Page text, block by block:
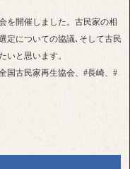
を開催しました。古民家の相
定についての協議､そして古民
いと思います。
国古民家再生協会、#長崎、#